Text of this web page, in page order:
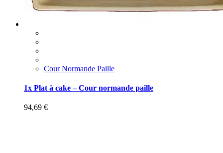
Cour Normande Paille
1x Plat à cake – Cour normande paille
94,69 €